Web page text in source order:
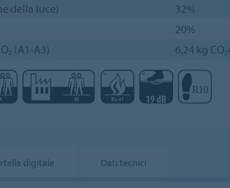
della luce)
32%
20%
(A1-A3)
6,24 kg
digitale Dati tecnici